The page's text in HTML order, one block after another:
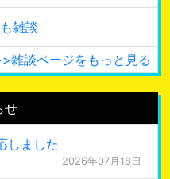
雑談
雑談ページをもっと見る
せ
しました
2026年07月18日